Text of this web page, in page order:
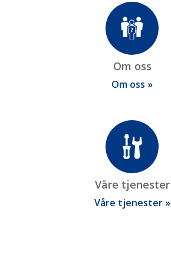
Om oss
Om oss »
Våre tjenester
Våre tjenester »